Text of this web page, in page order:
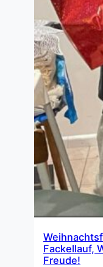
Fackellauf,
Freude!